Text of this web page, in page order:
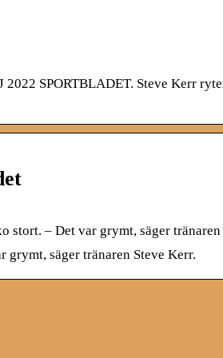
SPORTBLADET. Steve Kerr
stort. – Det var grymt, säger tränaren
grymt, säger tränaren Steve Kerr.